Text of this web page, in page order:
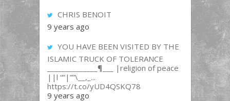
CHRIS BENOIT
9 years ago
YOU HAVE BEEN VISITED BY THE
ISLAMIC TRUCK OF TOLERANCE
______________¶___ |religion of peace
||l “”|””\__,_...
https://t.co/yUD4QSKQ78
9 years ago